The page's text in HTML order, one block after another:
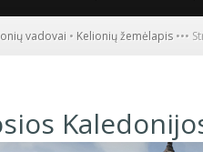
vadovai • Kelionių žemėlapis •••